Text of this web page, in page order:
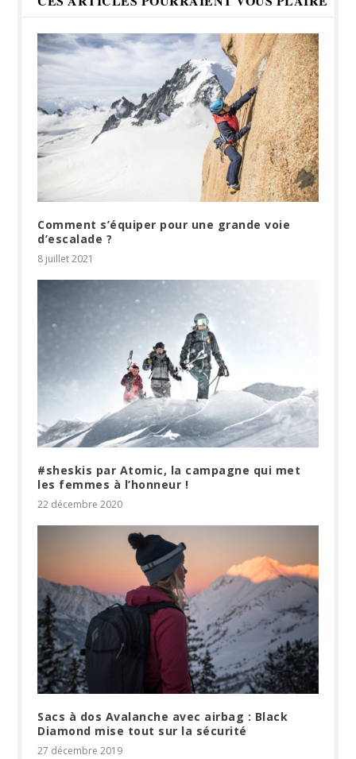
Comment s’équiper pour une grande voie
d’escalade ?
8 juillet 2021
#sheskis par Atomic, la campagne qui met
les femmes à l’honneur !
22 décembre 2020
Sacs à dos Avalanche avec airbag : Black
Diamond mise tout sur la sécurité
27 décembre 2019